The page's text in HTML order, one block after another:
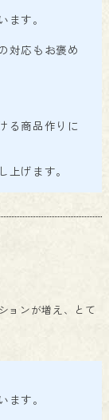
す。
対応もお褒め
る商品作りに
げます。
ョンが増え、とて
す。